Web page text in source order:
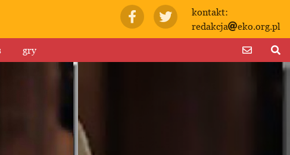
kontakt:
redakcja
eko.org.pl
gry